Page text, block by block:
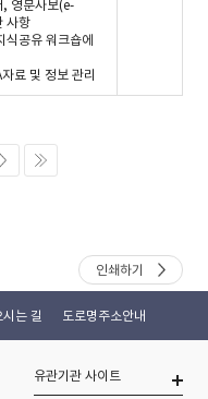
영문사보(e-
사항
공유 워크숍에
료 및 정보 관리
인쇄하기
는 길 도로명주소안내
유관기관 사이트